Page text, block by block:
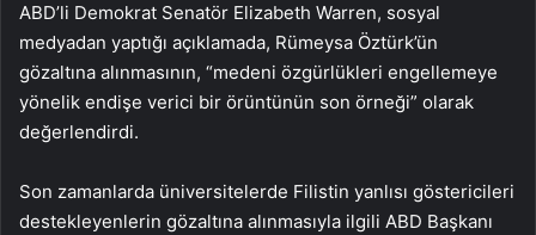
ABD’li Demokrat Senatör Elizabeth Warren, sosyal
medyadan yaptığı açıklamada, Rümeysa Öztürk’ün
gözaltına alınmasının, “medeni özgürlükleri engellemeye
yönelik endişe verici bir örüntünün son örneği” olarak
değerlendirdi.
Son zamanlarda üniversitelerde Filistin yanlısı göstericileri
destekleyenlerin gözaltına alınmasıyla ilgili ABD Başkanı